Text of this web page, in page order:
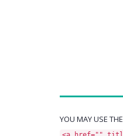
YOU MAY USE